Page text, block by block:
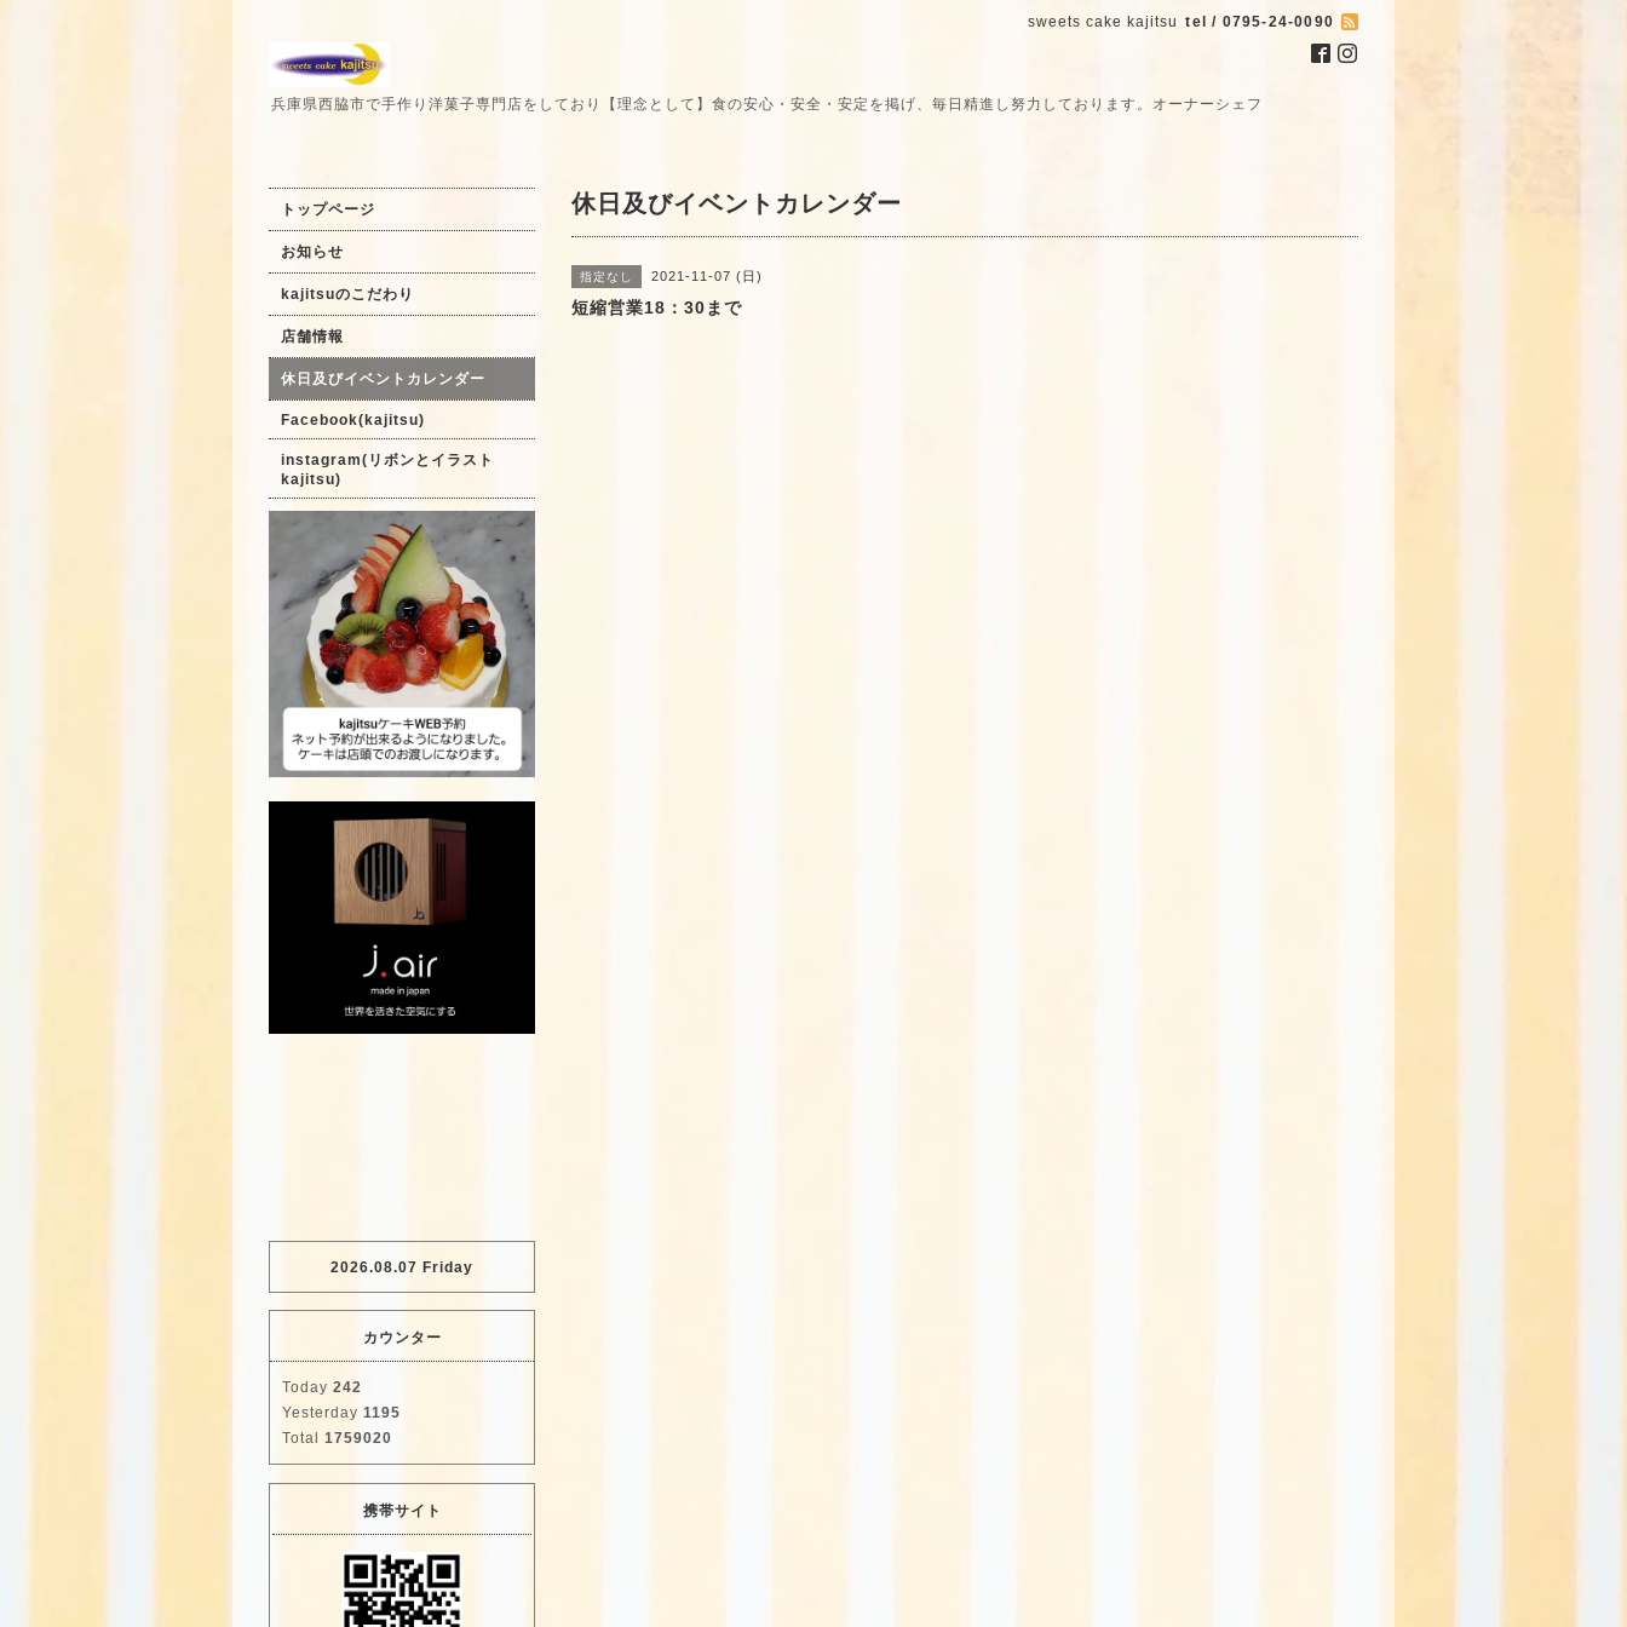
sweets cake kajitsu tel / 0795-24-0090
兵庫県西脇市で手作り洋菓子専門店をしており【理念として】食の安心・安全・安定を掲げ、毎日精進し努力しております。オーナーシェフ
休日及びイベントカレンダー
指定なし 2021-11-07 (日)
短縮営業18：30まで
トップページ
お知らせ
kajitsuのこだわり
店舗情報
休日及びイベントカレンダー
Facebook(kajitsu)
instagram(リボンとイラスト
kajitsu)
2026.08.07 Friday
カウンター
Today 242
Yesterday 1195
Total 1759020
携帯サイト